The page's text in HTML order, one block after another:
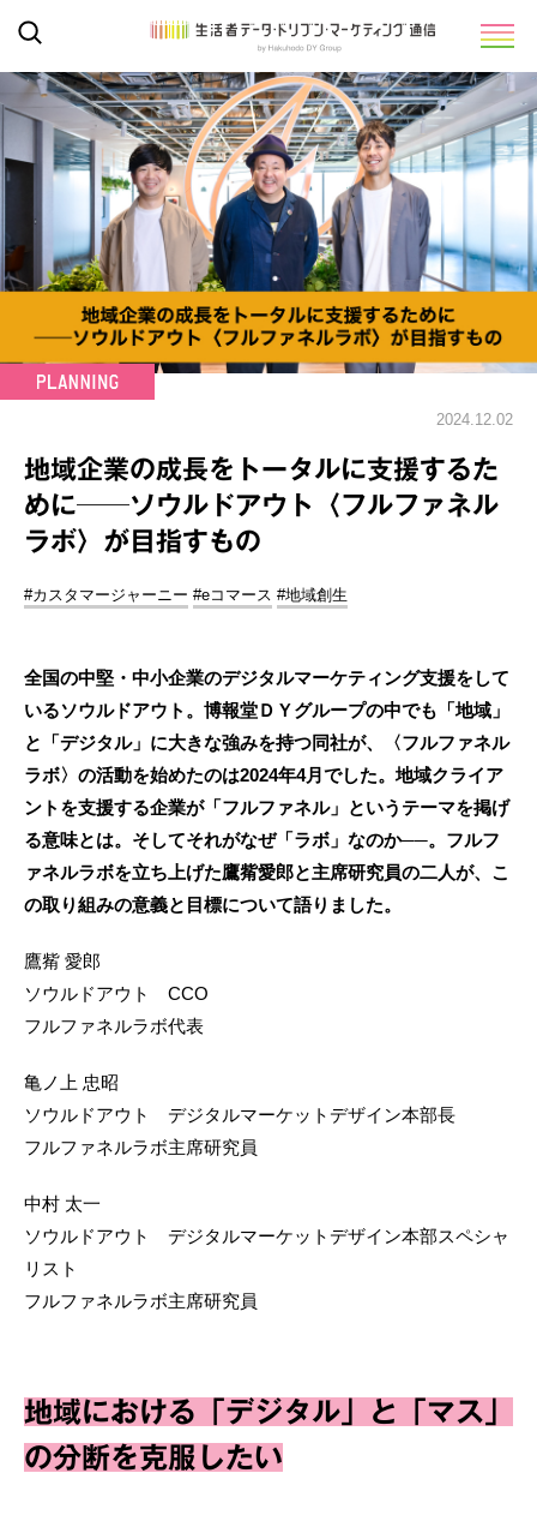
2024.12.02
地域企業の成長をトータルに支援するた
めに──ソウルドアウト〈フルファネル
ラボ〉が目指すもの
#カスタマージャーニー #eコマース #地域創生
全国の中堅・中小企業のデジタルマーケティング支援をして
いるソウルドアウト。博報堂ＤＹグループの中でも「地域」
と「デジタル」に大きな強みを持つ同社が、〈フルファネル
ラボ〉の活動を始めたのは2024年4月でした。地域クライア
ントを支援する企業が「フルファネル」というテーマを掲げ
る意味とは。そしてそれがなぜ「ラボ」なのか──。フルフ
ァネルラボを立ち上げた鷹觜愛郎と主席研究員の二人が、こ
の取り組みの意義と目標について語りました。
鷹觜 愛郎
ソウルドアウト CCO
フルファネルラボ代表
亀ノ上 忠昭
ソウルドアウト デジタルマーケットデザイン本部長
フルファネルラボ主席研究員
中村 太一
ソウルドアウト デジタルマーケットデザイン本部スペシャ
リスト
フルファネルラボ主席研究員
地域における「デジタル」と「マス」
の分断を克服したい